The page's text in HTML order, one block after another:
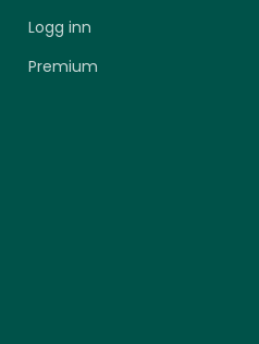
Logg inn
Premium